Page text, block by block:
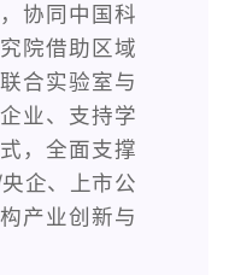
协同中国科
院借助区域
合实验室与
业、支持学
，全面支撑
企、上市公
产业创新与